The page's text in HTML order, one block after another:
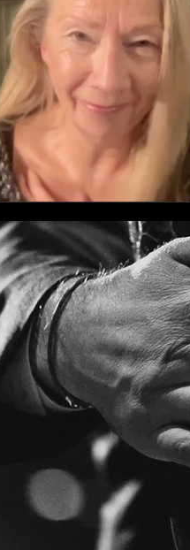
Tangoverein